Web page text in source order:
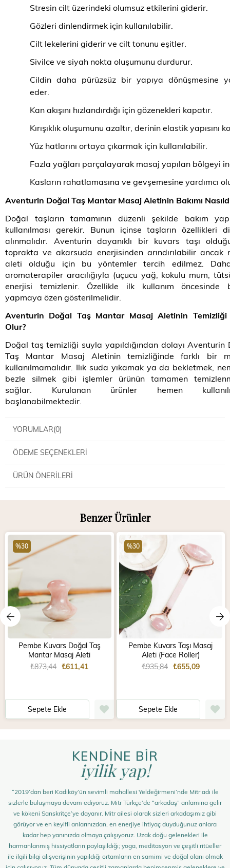
Stresin cilt üzerindeki olumsuz etkilerini giderir.
Gözleri dinlendirmek için kullanılabilir.
Cilt lekelerini giderir ve cilt tonunu eşitler.
Sivilce ve siyah nokta oluşumunu durdurur.
Cildin daha pürüzsüz bir yapıya dönüşmesine
eder.
Kan akışını hızlandırdığı için gözenekleri kapatır.
Kırışıklık oluşumunu azaltır, derinin elastik yapısını
Yüz hatlarını ortaya çıkarmak için kullanılabilir.
Fazla yağları parçalayarak masaj yapılan bölgeyi
Kasların rahatlamasına ve gevşemesine yardımcı
Aventurin Doğal Taş Mantar Masaj Aletinin Bakımı
Doğal taşların tamamının düzenli şekilde bakım
kullanılması gerekir. Bunun içinse taşların özellikleri
alınmalıdır. Aventurin dayanıklı bir kuvars taşı
toprakta ve akarsuda enerjisinden arındırılabilir ancak
aleti olduğu için bu yöntemler tercih edilmez.
aromaterapiler aracılığıyla (uçucu yağ, kokulu mum,
enerjisi temizlenir. Özellikle ilk kullanım öncesinde
yapmaya özen gösterilmelidir.
Aventurin Doğal Taş Mantar Masaj Aletinin Temizliği
Olur?
Doğal taş temizliği suyla yapıldığından dolayı Aventurin
Taş Mantar Masaj Aletinin temizliğinde farklı bir
kullanılmamalıdır. Ilık suda yıkamak ya da bekletmek,
bezle silmek gibi işlemler ürünün tamamen
sağlar. Kurulanan ürünler hemen
başlanabilmektedir.
YORUMLAR(0)
ÖDEME SEÇENEKLERI
ÜRÜN ÖNERILERI
Benzer Ürünler
Pembe Kuvars Doğal Taş
Mantar Masaj Aleti
₺611,41
₺873,44
Sepete Ekle
%30
Pembe Kuvars Taşı Masaj
Aleti (Face Roller)
₺655,09
₺935,84
Sepete Ekle
%30
KENDİNE BİR
iyilik yap!
“2019’dan beri Kadıköy’ün sevimli mahallesi Yeldeğirmeni’nde Mitr adı ile
sizlerle buluşmaya devam ediyoruz. Mitr Türkçe’de “arkadaş” anlamına gelir
ve kökeni Sanskritçe’ye dayanır. Mitr ailesi olarak sizleri arkadaşımız gibi
görüyor ve en keyifli anlarınızdan, en enerjiye ihtiyaç duyduğunuz anlara
kadar hep yanınızda olmaya çalışıyoruz. Uzak doğu gelenekleri ile
harmanlanmış hissiyatların paylaşıldığı; yoga, meditasyon ve çeşitli ritüeller
ile ilgili bilgi alışverişinin yapıldığı ortamların en samimi ve doğal olanı olmak